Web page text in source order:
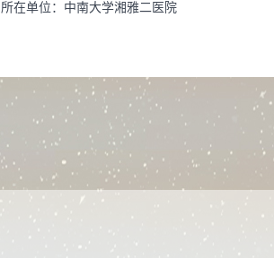
所在单位：中南大学湘雅二医院